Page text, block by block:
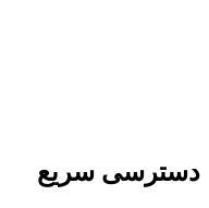
دسترسی سریع